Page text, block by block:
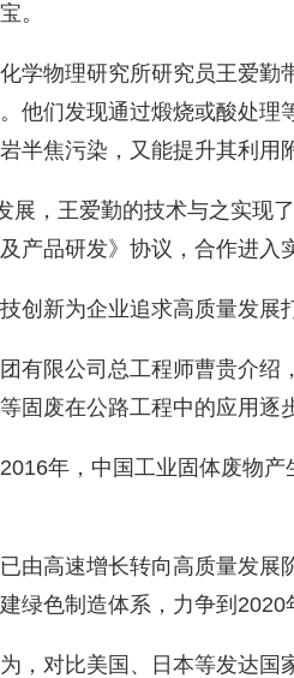
。
学物理研究所研究员王爱
他们发现通过煅烧或酸处理
半焦污染，又能提升其利用
展，王爱勤的技术与之实现
产品研发》协议，合作进入
创新为企业追求高质量发展
有限公司总工程师曹贵介绍
固废在公路工程中的应用逐
年，中国工业固体废物
由高速增长转向高质量发展
绿色制造体系，力争到2020
，对比美国、日本等发达国